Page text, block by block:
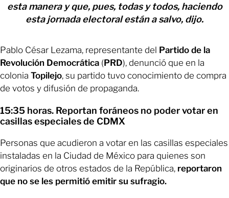
esta manera y que, pues, todas y todos, haciendo
esta jornada electoral están a salvo, dijo.
Pablo César Lezama, representante del Partido de la
Revolución Democrática (PRD), denunció que en la
colonia Topilejo, su partido tuvo conocimiento de compra
de votos y difusión de propaganda.
15:35 horas. Reportan foráneos no poder votar en
casillas especiales de CDMX
Personas que acudieron a votar en las casillas especiales
instaladas en la Ciudad de México para quienes son
originarios de otros estados de la República, reportaron
que no se les permitió emitir su sufragio.